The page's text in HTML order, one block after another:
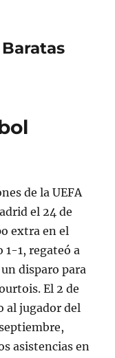
de la UEFA
el 24 de
extra en el
1-1, regateó a
disparo para
El 2 de
al jugador del
asistencias en